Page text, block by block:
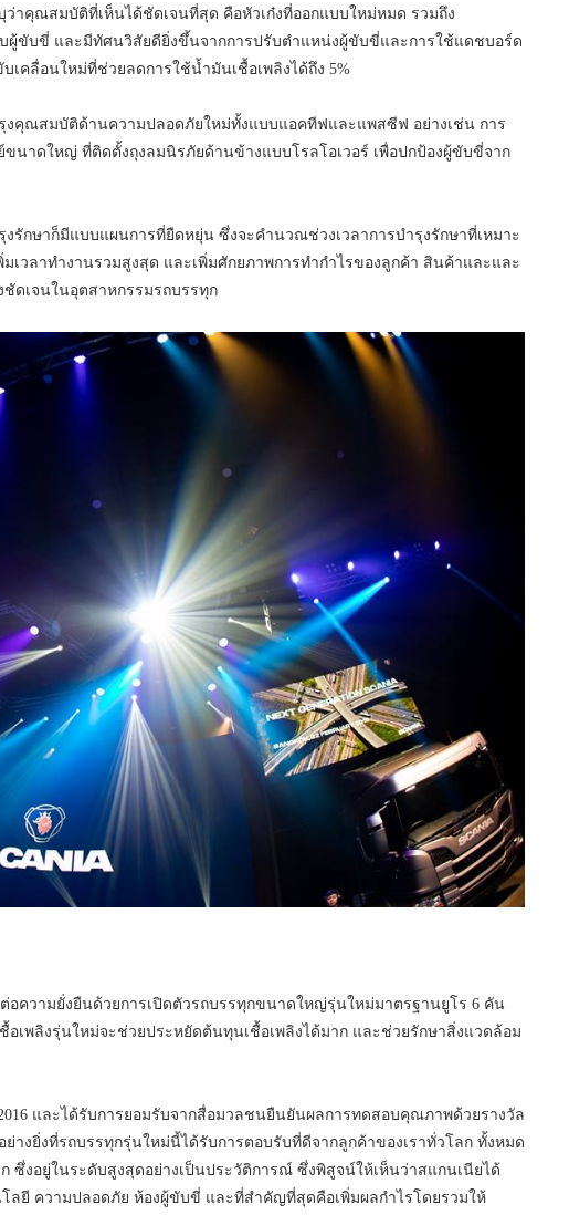
ว่าคุณสมบัติที่เห็นได้ชัดเจนที่สุด คือหัวเก๋งที่ออกแบบใหม่หมด รวมถึง
ผู้ขับขี่ และมีทัศนวิสัยดียิ่งขึ้นจากการปรับตำแหน่งผู้ขับขี่และการใช้แดชบอร์ด
เคลื่อนใหม่ที่ช่วยลดการใช้น้ำมันเชื้อเพลิงได้ถึง 5%
คุณสมบัติด้านความปลอดภัยใหม่ทั้งแบบแอคทีฟและแพสซีฟ อย่างเช่น การ
นาดใหญ่ ที่ติดตั้งถุงลมนิรภัยด้านข้างแบบโรลโอเวอร์ เพื่อปกป้องผู้ขับขี่จาก
รักษาก็มีแบบแผนการที่ยืดหยุ่น ซึ่งจะคำนวณช่วงเวลาการบำรุงรักษาที่เหมาะ
เวลาทำงานรวมสูงสุด และเพิ่มศักยภาพการทำกำไรของลูกค้า สินค้าและและ
ชัดเจนในอุตสาหกรรมรถบรรทุก
อความยั่งยืนด้วยการเปิดตัวรถบรรทุกขนาดใหญ่รุ่นใหม่มาตรฐานยูโร 6 คัน
อเพลิงรุ่นใหม่จะช่วยประหยัดต้นทุนเชื้อเพลิงได้มาก และช่วยรักษาสิ่งแวดล้อม
และได้รับการยอมรับจากสื่อมวลชนยืนยันผลการทดสอบคุณภาพด้วยรางวัล
างยิ่งที่รถบรรทุกรุ่นใหม่นี้ได้รับการตอบรับที่ดีจากลูกค้าของเราทั่วโลก ทั้งหมด
ซึ่งอยู่ในระดับสูงสุดอย่างเป็นประวัติการณ์ ซึ่งพิสูจน์ให้เห็นว่าสแกนเนียได้
ลยี ความปลอดภัย ห้องผู้ขับขี่ และที่สำคัญที่สุดคือเพิ่มผลกำไรโดยรวมให้